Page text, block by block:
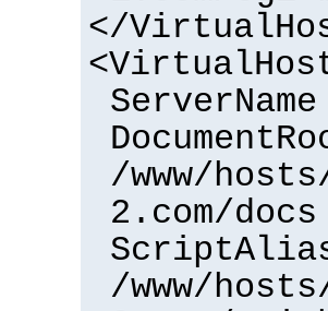
</
/www/
2.com/docs
/www/